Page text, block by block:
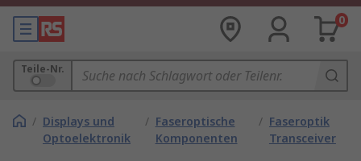
0
Teile-Nr.
/ Displays und
Optoelektronik
/ Faseroptische
Komponenten
/ Faseroptik
Transceiver